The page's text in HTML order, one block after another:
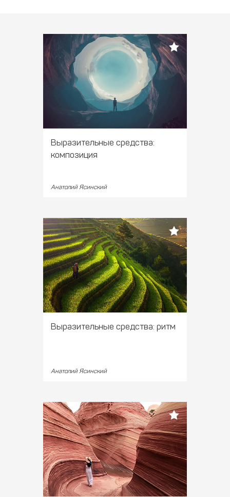
Выразительные средства:
композиция
Анатолий Ясинский
Выразительные средства: ритм
Анатолий Ясинский